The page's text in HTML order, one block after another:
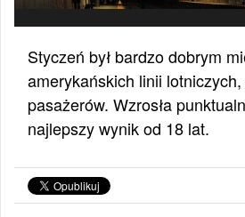
Styczeń był bardzo dobrym
amerykańskich linii
pasażerów. Wzrosła
najlepszy wynik od 18 lat.